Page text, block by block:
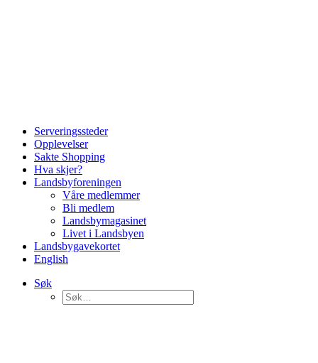
Serveringssteder
Opplevelser
Sakte Shopping
Hva skjer?
Landsbyforeningen
Våre medlemmer
Bli medlem
Landsbymagasinet
Livet i Landsbyen
Landsbygavekortet
English
Søk